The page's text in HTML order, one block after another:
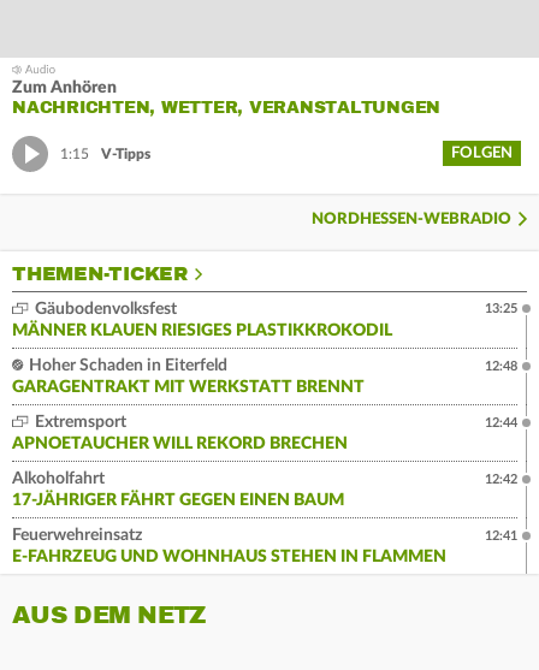
Zum Anhören
NACHRICHTEN, WETTER, VERANSTALTUNGEN
1:15 V-Tipps FOLGEN
NORDHESSEN-WEBRADIO
THEMEN-TICKER
Gäubodenvolksfest
MÄNNER KLAUEN RIESIGES PLASTIKKROKODIL
13:25
Hoher Schaden in Eiterfeld
GARAGENTRAKT MIT WERKSTATT BRENNT
12:48
Extremsport
APNOETAUCHER WILL REKORD BRECHEN
12:44
Alkoholfahrt
17-JÄHRIGER FÄHRT GEGEN EINEN BAUM
12:42
Feuerwehreinsatz
E-FAHRZEUG UND WOHNHAUS STEHEN IN FLAMMEN
12:41
AUS DEM NETZ